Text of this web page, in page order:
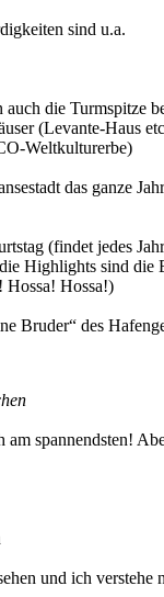
sind u.a.
die Turmspitze
(Levante-Haus
Weltkulturerbe)
das ganze
(findet jedes
Highlights sind die
Hossa! Hossa!)
Bruder“ des
spannendsten!
und ich